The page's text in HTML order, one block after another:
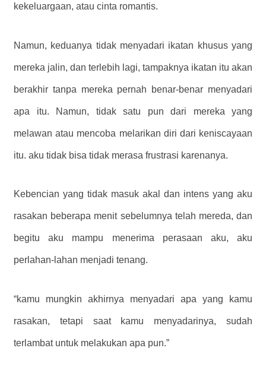
kekeluargaan, atau cinta romantis.
Namun, keduanya tidak menyadari ikatan khusus yang
mereka jalin, dan terlebih lagi, tampaknya ikatan itu akan
berakhir tanpa mereka pernah benar-benar menyadari
apa itu. Namun, tidak satu pun dari mereka yang
melawan atau mencoba melarikan diri dari keniscayaan
itu. aku tidak bisa tidak merasa frustrasi karenanya.
Kebencian yang tidak masuk akal dan intens yang aku
rasakan beberapa menit sebelumnya telah mereda, dan
begitu aku mampu menerima perasaan aku, aku
perlahan-lahan menjadi tenang.
“kamu mungkin akhirnya menyadari apa yang kamu
rasakan, tetapi saat kamu menyadarinya, sudah
terlambat untuk melakukan apa pun.”